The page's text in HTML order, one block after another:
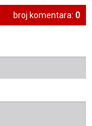
broj komentara: 0